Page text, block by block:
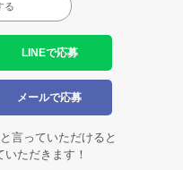
る
LINEで応募
メールで応募
言っていただけると
ただきます！